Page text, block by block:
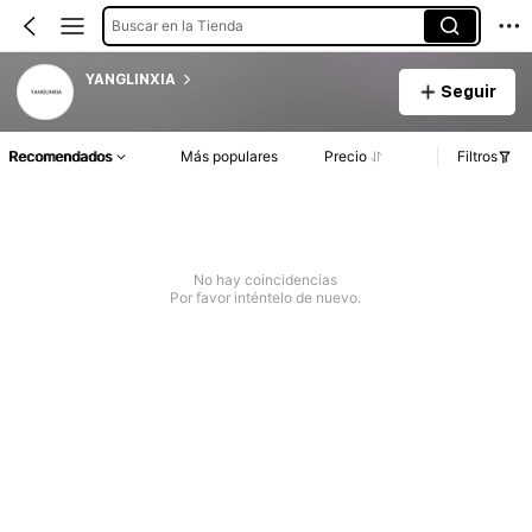
Buscar en la Tienda
YANGLINXIA
Seguir
Recomendados Más populares Precio Filtros
No hay coincidencias
Por favor inténtelo de nuevo.